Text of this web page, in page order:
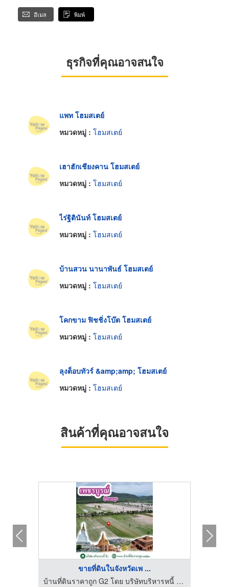
อีเมล พิมพ์
ธุรกิจที่คุณอาจสนใจ
แพท โฮมสเตย์
หมวดหมู่ : โฮมสเตย์
เฮาฮักเชียงคาน โฮมสเตย์
หมวดหมู่ : โฮมสเตย์
ไร่ฐิตินันท์ โฮมสเตย์
หมวดหมู่ : โฮมสเตย์
บ้านสวน นานาพันธ์ โฮมสเตย์
หมวดหมู่ : โฮมสเตย์
โคกขาม ฟิชชิ่งโบ๊ต โฮมสเตย์
หมวดหมู่ : โฮมสเตย์
ลุงต็อบทัวร์ &amp;amp; โฮมสเตย์
หมวดหมู่ : โฮมสเตย์
สินค้าที่คุณอาจสนใจ
ขายที่ดินในจังหวัดเพ ...
บ้านที่ดินราคาถูก G2 โดย บริษัทบริหารหนี้ จี2 จำกัด